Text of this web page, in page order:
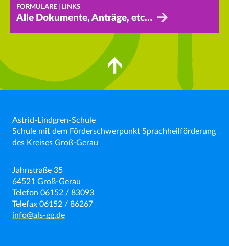
FORMULARE | LINKS
Alle Dokumente, Anträge, etc…
Astrid-Lindgren-Schule
Schule mit dem Förderschwerpunkt Sprachheilförderung
des Kreises Groß-Gerau
Jahnstraße 35
64521 Groß-Gerau
Telefon 06152 / 83093
Telefax 06152 / 86267
info@als-gg.de